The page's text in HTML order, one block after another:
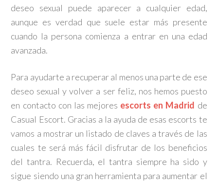
deseo sexual puede aparecer a cualquier edad,
aunque es verdad que suele estar más presente
cuando la persona comienza a entrar en una edad
avanzada.
Para ayudarte a recuperar al menos una parte de ese
deseo sexual y volver a ser feliz, nos hemos puesto
en contacto con las mejores escorts en Madrid de
Casual Escort. Gracias a la ayuda de esas escorts te
vamos a mostrar un listado de claves a través de las
cuales te será más fácil disfrutar de los beneficios
del tantra. Recuerda, el tantra siempre ha sido y
sigue siendo una gran herramienta para aumentar el